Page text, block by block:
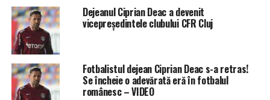
Dejeanul Ciprian Deac a devenit
vicepreşedintele clubului CFR Cluj
Fotbalistul dejean Ciprian Deac s-a retras!
Se încheie o adevărată eră în fotbalul
românesc – VIDEO